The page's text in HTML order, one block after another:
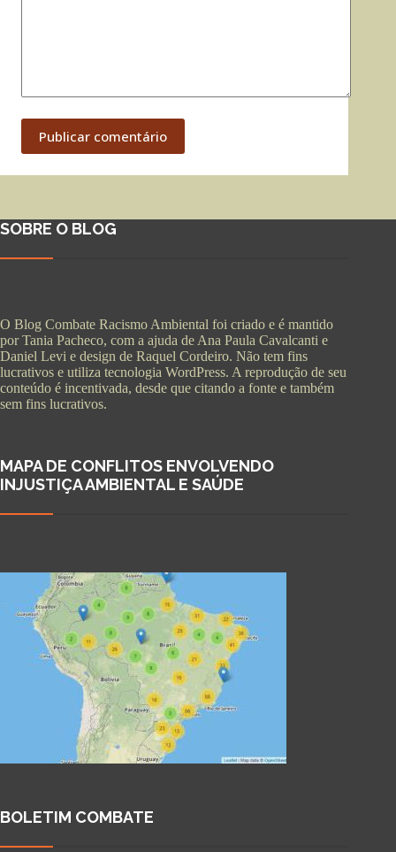
Publicar comentário
SOBRE O BLOG
O Blog Combate Racismo Ambiental foi criado e é mantido
por Tania Pacheco, com a ajuda de Ana Paula Cavalcanti e
Daniel Levi e design de Raquel Cordeiro. Não tem fins
lucrativos e utiliza tecnologia WordPress. A reprodução de seu
conteúdo é incentivada, desde que citando a fonte e também
sem fins lucrativos.
MAPA DE CONFLITOS ENVOLVENDO
INJUSTIÇA AMBIENTAL E SAÚDE
BOLETIM COMBATE